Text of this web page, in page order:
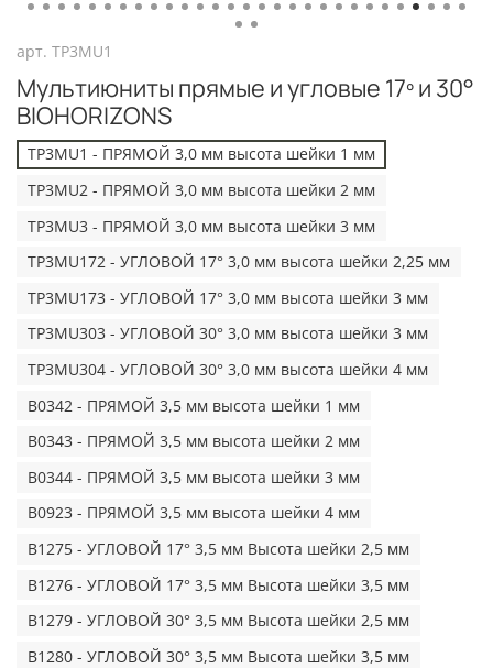
арт. TP3MU1
Мультиюниты прямые и угловые 17º и 30°
BIOHORIZONS
TP3MU1 - ПРЯМОЙ 3,0 мм высота шейки 1 мм
TP3MU2 - ПРЯМОЙ 3,0 мм высота шейки 2 мм
TP3MU3 - ПРЯМОЙ 3,0 мм высота шейки 3 мм
TP3MU172 - УГЛОВОЙ 17° 3,0 мм высота шейки 2,25 мм
TP3MU173 - УГЛОВОЙ 17° 3,0 мм высота шейки 3 мм
TP3MU303 - УГЛОВОЙ 30° 3,0 мм высота шейки 3 мм
TP3MU304 - УГЛОВОЙ 30° 3,0 мм высота шейки 4 мм
B0342 - ПРЯМОЙ 3,5 мм высота шейки 1 мм
B0343 - ПРЯМОЙ 3,5 мм высота шейки 2 мм
B0344 - ПРЯМОЙ 3,5 мм высота шейки 3 мм
B0923 - ПРЯМОЙ 3,5 мм высота шейки 4 мм
B1275 - УГЛОВОЙ 17° 3,5 мм Высота шейки 2,5 мм
B1276 - УГЛОВОЙ 17° 3,5 мм Высота шейки 3,5 мм
B1279 - УГЛОВОЙ 30° 3,5 мм Высота шейки 2,5 мм
B1280 - УГЛОВОЙ 30° 3,5 мм Высота шейки 3,5 мм